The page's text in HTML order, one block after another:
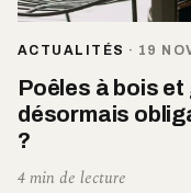
ACTUALITÉS · 19
Poêles à bois
désormais
?
4 min de lecture